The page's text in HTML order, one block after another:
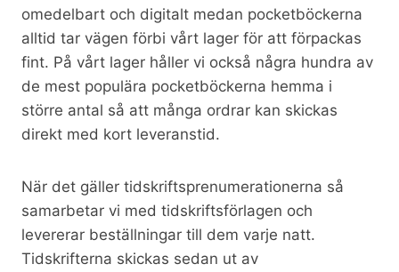
omedelbart och digitalt medan pocketböckerna
alltid tar vägen förbi vårt lager för att förpackas
fint. På vårt lager håller vi också några hundra av
de mest populära pocketböckerna hemma i
större antal så att många ordrar kan skickas
direkt med kort leveranstid.
När det gäller tidskriftsprenumerationerna så
samarbetar vi med tidskriftsförlagen och
levererar beställningar till dem varje natt.
Tidskrifterna skickas sedan ut av